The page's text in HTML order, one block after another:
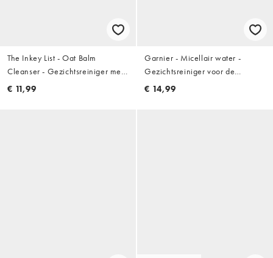
The Inkey List - Oat Balm
Cleanser - Gezichtsreiniger met
haver 50ml
€ 11,99
Garnier - Micellair water -
Gezichtsreiniger voor de
gevoelige huid 700ml
€ 14,99